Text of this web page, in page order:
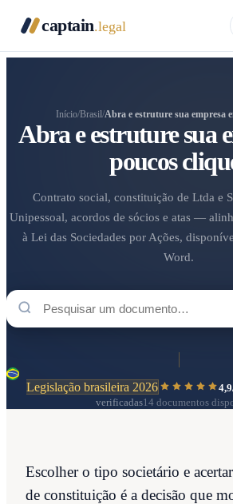
captain.legal
Início/Brasil/Abra e estruture sua empresa
Abra e estruture sua
poucos
Contrato social, constituição de Ltda e
Unipessoal, acordos de sócios e atas —
à Lei das Sociedades por Ações,
Word.
Legislação brasileira 2026
verificadas14 documentos
Escolher o tipo societário e
de constituição é a decisão que